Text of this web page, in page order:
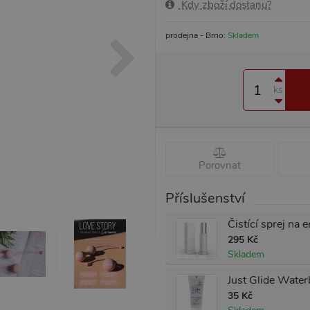
Kdy zboží dostanu?
prodejna - Brno: Skladem
ks
Porovnat
Příslušenství
295 Kč
Skladem
35 Kč